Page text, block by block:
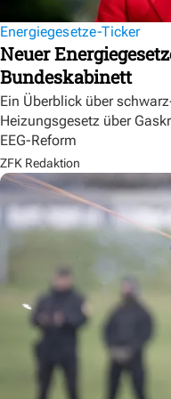
Energiegesetze-Ticker
Neuer
Bundeskabinett
Ein Überblick über
Heizungsgesetz über
EEG-Reform
ZFK Redaktion